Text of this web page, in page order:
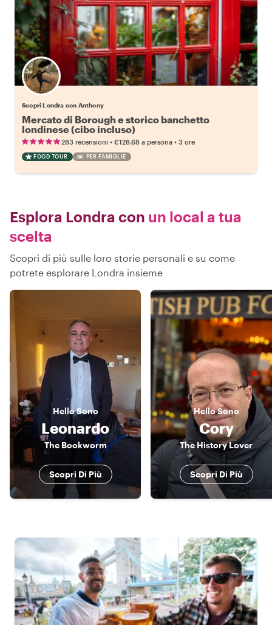
Scopri Londra con Anthony
Mercato di Borough e storico banchetto
londinese (cibo incluso)
283 recensioni • €128.68 a persona • 3 ore
FOOD TOUR PER FAMIGLIE
Esplora Londra con un local a tua
scelta
Scopri di più sulle loro storie personali e su come
potrete esplorare Londra insieme
HelloSono
Leonardo
The Bookworm
Scopri Di Più
HelloSono
Cory
The History Lover
Scopri Di Più